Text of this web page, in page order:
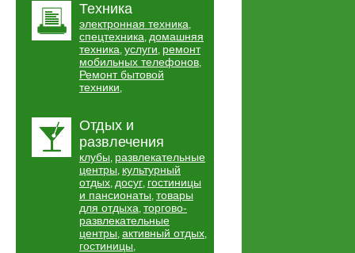
Техника
электронная техника,
спецтехника, домашняя
техника, услуги, ремонт
мобильных телефонов,
Ремонт бытовой
техники,
Отдых и
развлечения
клубы, развлекательные
центры, культурный
отдых, досуг, гостиницы
и пансионаты, товары
для отдыха, торгово-
развлекательные
центры, активный отдых,
гостиницы,